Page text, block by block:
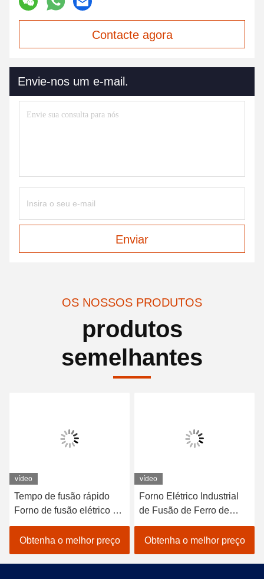
Contacte agora
Envie-nos um e-mail.
Enviar
OS NOSSOS PRODUTOS
produtos
semelhantes
vídeo
Tempo de fusão rápido
Forno de fusão elétrico de
ferro com baixa
manutenção
Obtenha o melhor preço
vídeo
Forno Elétrico Industrial
de Fusão de Ferro de
Meia Frequência Tempo
de Fusão Rápido
Obtenha o melhor preço